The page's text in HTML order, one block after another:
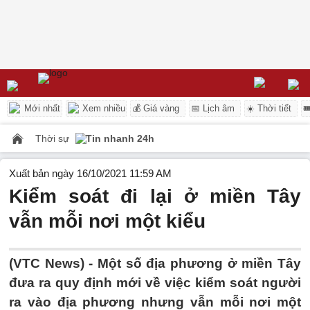
Mới nhất Xem nhiều 💰 Giá vàng 📅 Lịch âm ☀️ Thời tiết
Thời sự Tin nhanh 24h
Xuất bản ngày 16/10/2021 11:59 AM
Kiểm soát đi lại ở miền Tây
vẫn mỗi nơi một kiểu
(VTC News) - Một số địa phương ở miền Tây
đưa ra quy định mới về việc kiểm soát người
ra vào địa phương nhưng vẫn mỗi nơi một